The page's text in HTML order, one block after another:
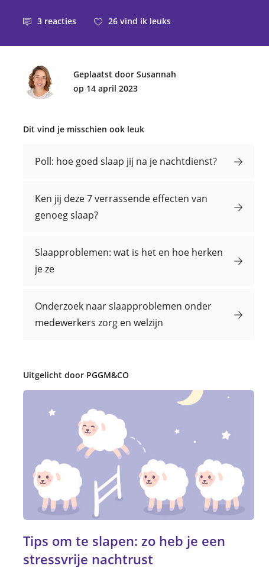
3reacties 26vind ik leuks
Geplaatst door Susannah
op 14 april 2023
Dit vind je misschien ook leuk
Poll: hoe goed slaap jij na je nachtdienst?
Ken jij deze 7 verrassende effecten van
genoeg slaap?
Slaapproblemen: wat is het en hoe herken
je ze
Onderzoek naar slaapproblemen onder
medewerkers zorg en welzijn
Uitgelicht door PGGM&CO
Tips om te slapen: zo heb je een
stressvrije nachtrust